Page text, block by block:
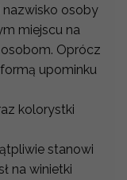
nazwisko osoby
miejscu na
Oprócz
upominku
kolorystki
stanowi
na winietki